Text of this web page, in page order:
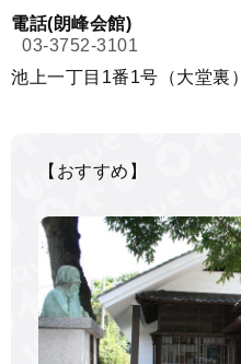
電話(朗峰会館)
03-3752-3101
池上一丁目1番1号（大堂裏）
【おすすめ】